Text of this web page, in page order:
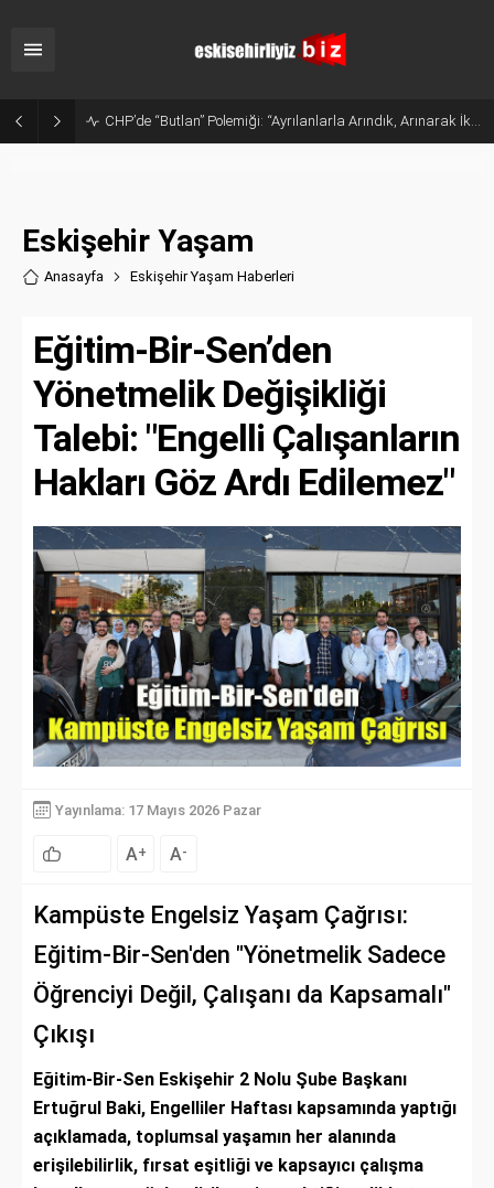
CHP’de “Butlan” Polemiği: “Ayrılanlarla Arındık, Arınarak İktidar Olacağız”
Eskişehir Yaşam
Anasayfa Eskişehir Yaşam Haberleri
Eğitim-Bir-Sen’den
Yönetmelik Değişikliği
Talebi: "Engelli Çalışanların
Hakları Göz Ardı Edilemez"
Yayınlama: 17 Mayıs 2026 Pazar
A+ A-
Kampüste Engelsiz Yaşam Çağrısı:
Eğitim-Bir-Sen'den "Yönetmelik Sadece
Öğrenciyi Değil, Çalışanı da Kapsamalı"
Çıkışı
Eğitim-Bir-Sen Eskişehir 2 Nolu Şube Başkanı
Ertuğrul Baki, Engelliler Haftası kapsamında yaptığı
açıklamada, toplumsal yaşamın her alanında
erişilebilirlik, fırsat eşitliği ve kapsayıcı çalışma